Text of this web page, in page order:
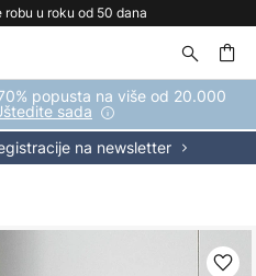
u roku od 50 dana
popusta na više od 20.000
sada
na newsletter